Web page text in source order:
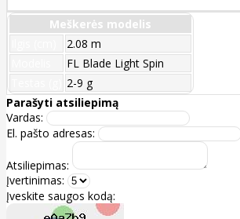
Meškerės modelis
2.08 m
FL Blade Light Spin
2-9 g
Parašyti atsiliepimą
Vardas:
El. pašto adresas:
Atsiliepimas:
Įvertinimas:
Įveskite saugos kodą: